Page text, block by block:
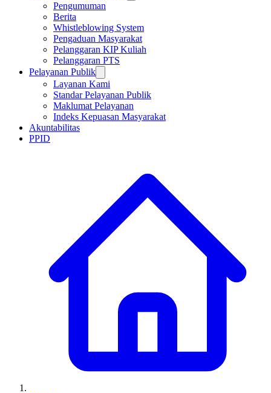
Pengumuman
Berita
Whistleblowing System
Pengaduan Masyarakat
Pelanggaran KIP Kuliah
Pelanggaran PTS
Pelayanan Publik
Layanan Kami
Standar Pelayanan Publik
Maklumat Pelayanan
Indeks Kepuasan Masyarakat
Akuntabilitas
PPID